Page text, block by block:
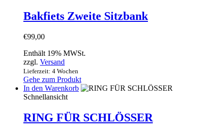
Bakfiets Zweite Sitzbank
€99,00
Enthält 19% MWSt.
zzgl. Versand
Lieferzeit: 4 Wochen
Gehe zum Produkt
In den Warenkorb
Schnellansicht
RING FÜR SCHLÖSSER